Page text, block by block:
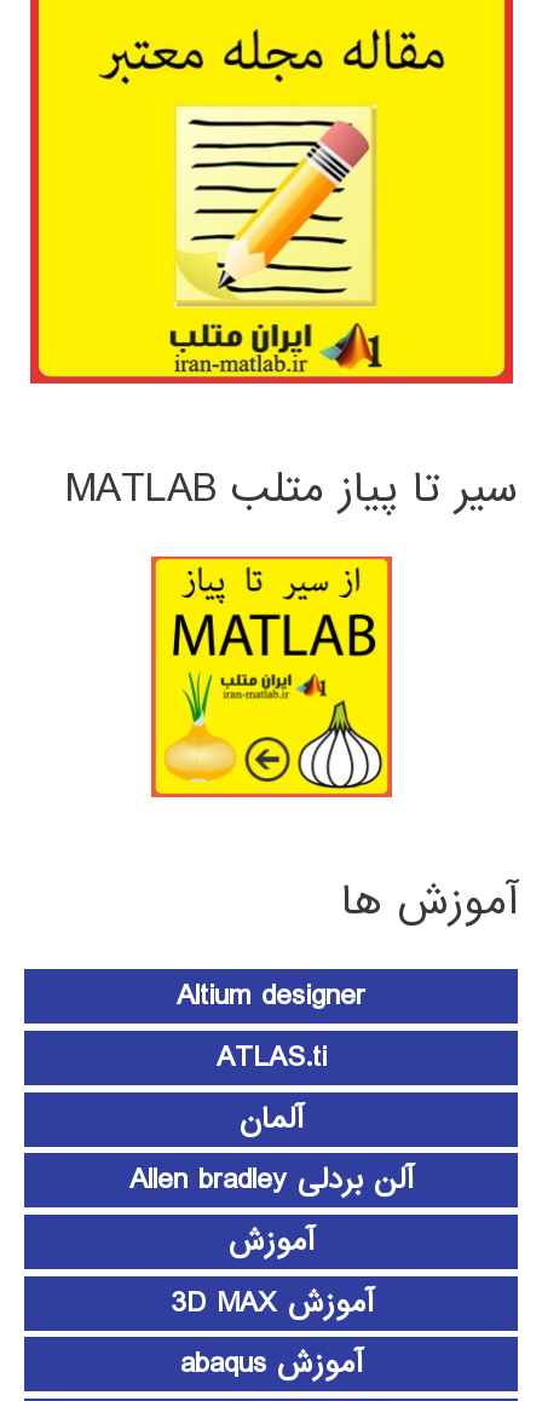
سیر تا پیاز متلب MATLAB
آموزش ها
Altium designer
ATLAS.ti
آلمان
آلن بردلی Allen bradley
آموزش
آموزش 3D MAX
آموزش abaqus